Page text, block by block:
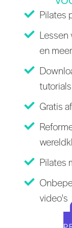
Pilates
Lessen
en
tutorials
Gratis
Pilates
video's